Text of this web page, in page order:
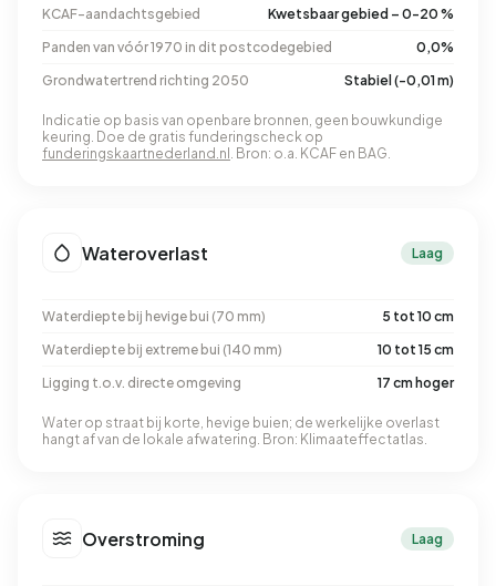
KCAF-aandachtsgebied
Kwetsbaar gebied – 0-20 %
Panden van vóór 1970 in dit postcodegebied
0,0%
Grondwatertrend richting 2050
Stabiel (-0,01 m)
Indicatie op basis van openbare bronnen, geen bouwkundige
keuring. Doe de gratis funderingscheck op
funderingskaartnederland.nl . Bron: o.a. KCAF en BAG.
Wateroverlast Laag
Waterdiepte bij hevige bui (70 mm)
5 tot 10 cm
Waterdiepte bij extreme bui (140 mm)
10 tot 15 cm
Ligging t.o.v. directe omgeving
17 cm hoger
Water op straat bij korte, hevige buien; de werkelijke overlast
hangt af van de lokale afwatering. Bron: Klimaateffectatlas.
Overstroming Laag